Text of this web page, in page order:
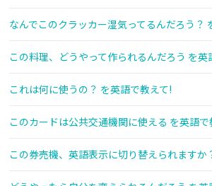
なんでこのクラッカー湿気ってるんだろう？
この料理、どうやって作られるんだろう を英
これは何に使うの？ を英語で教えて!
このカードは公共交通機関に使える を英語で
この券売機、英語表示に切り替えられますか